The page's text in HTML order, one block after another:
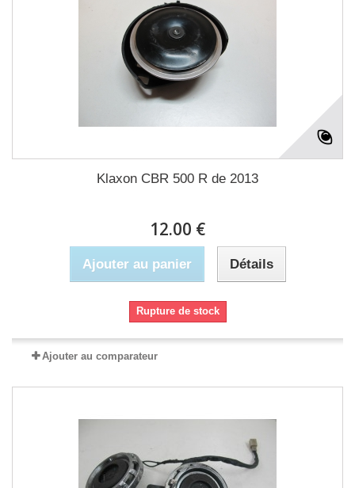
Klaxon CBR 500 R de 2013
12.00 €
Ajouter au panier Détails
Rupture de stock
Ajouter au comparateur